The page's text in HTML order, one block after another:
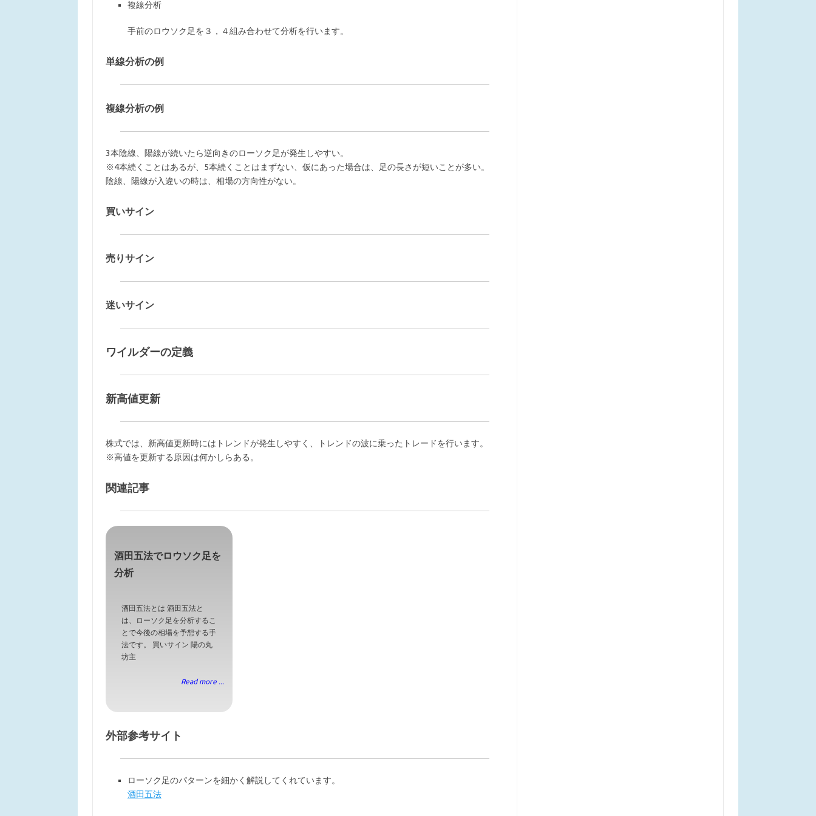
複線分析
手前のロウソク足を３，４組み合わせて分析を行います。
単線分析の例
複線分析の例
3本陰線、陽線が続いたら逆向きのローソク足が発生しやすい。
※4本続くことはあるが、5本続くことはまずない、仮にあった場合は、足の長さが短いことが多い。
陰線、陽線が入違いの時は、相場の方向性がない。
買いサイン
売りサイン
迷いサイン
ワイルダーの定義
新高値更新
株式では、新高値更新時にはトレンドが発生しやすく、トレンドの波に乗ったトレードを行います。
※高値を更新する原因は何かしらある。
関連記事
酒田五法でロウソク足を
分析
酒田五法とは 酒田五法と
は、ローソク足を分析するこ
とで今後の相場を予想する手
法です。 買いサイン 陽の丸
坊主
Read more ...
外部参考サイト
ローソク足のパターンを細かく解説してくれています。
酒田五法